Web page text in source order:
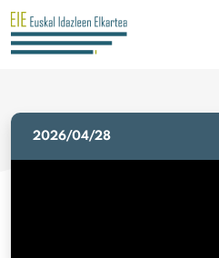
2026/04/28